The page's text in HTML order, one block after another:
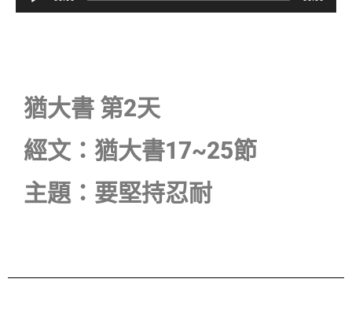
訊
猶大書 第2天
經文：猶大書17~25節
主題：要堅持忍耐